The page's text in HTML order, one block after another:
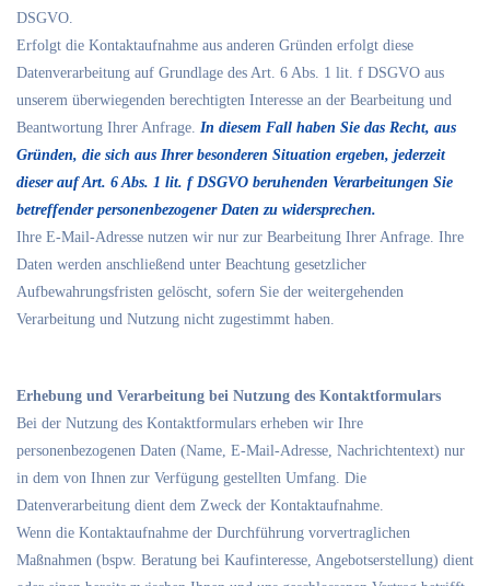
DSGVO.
Erfolgt die Kontaktaufnahme aus anderen Gründen erfolgt diese
Datenverarbeitung auf Grundlage des Art. 6 Abs. 1 lit. f DSGVO aus
unserem überwiegenden berechtigten Interesse an der Bearbeitung und
Beantwortung Ihrer Anfrage. In diesem Fall haben Sie das Recht, aus
Gründen, die sich aus Ihrer besonderen Situation ergeben, jederzeit
dieser auf Art. 6 Abs. 1 lit. f DSGVO beruhenden Verarbeitungen Sie
betreffender personenbezogener Daten zu widersprechen.
Ihre E-Mail-Adresse nutzen wir nur zur Bearbeitung Ihrer Anfrage. Ihre
Daten werden anschließend unter Beachtung gesetzlicher
Aufbewahrungsfristen gelöscht, sofern Sie der weitergehenden
Verarbeitung und Nutzung nicht zugestimmt haben.
Erhebung und Verarbeitung bei Nutzung des Kontaktformulars
Bei der Nutzung des Kontaktformulars erheben wir Ihre
personenbezogenen Daten (Name, E-Mail-Adresse, Nachrichtentext) nur
in dem von Ihnen zur Verfügung gestellten Umfang. Die
Datenverarbeitung dient dem Zweck der Kontaktaufnahme.
Wenn die Kontaktaufnahme der Durchführung vorvertraglichen
Maßnahmen (bspw. Beratung bei Kaufinteresse, Angebotserstellung) dient